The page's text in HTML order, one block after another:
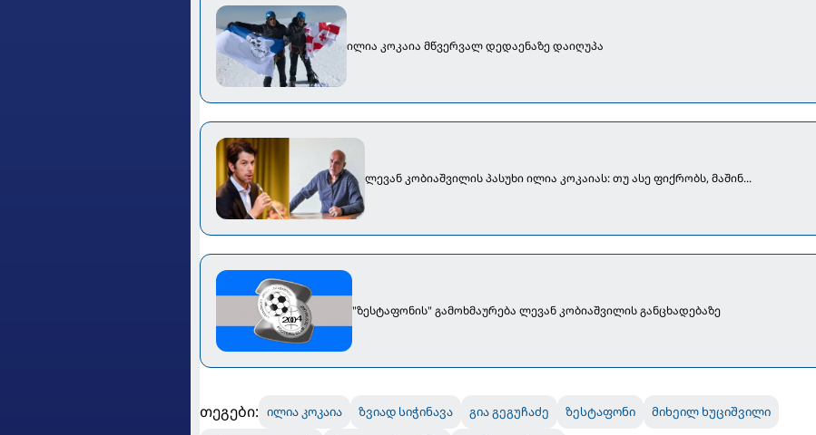
ილია კოკაია მწვერვალ დედაენაზე დაიღუპა
ლევან კობიაშვილის პასუხი ილია კოკაიას: თუ ასე ფიქრობს, მაშინ...
"ზესტაფონის" გამოხმაურება ლევან კობიაშვილის განცხადებაზე
თეგები: ილია კოკაია ზვიად სიჭინავა გია გეგუჩაძე ზესტაფონი მიხეილ ხუციშვილი